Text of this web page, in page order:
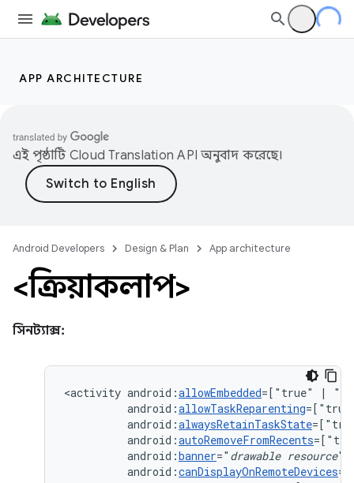
APP ARCHITECTURE
এই পৃষ্ঠাটি Cloud Translation API অনুবাদ করেছে।
Android Developers Design & Plan App architecture
<ক্রিয়াকলাপ>
সিনট্যাক্স:
<activity android:allowEmbedded=["true"
|
android:allowTaskReparenting
android:alwaysRetainTaskState
android:autoRemoveFromRecents
android:banner=" drawable resource
android:canDisplayOnRemoteDevices